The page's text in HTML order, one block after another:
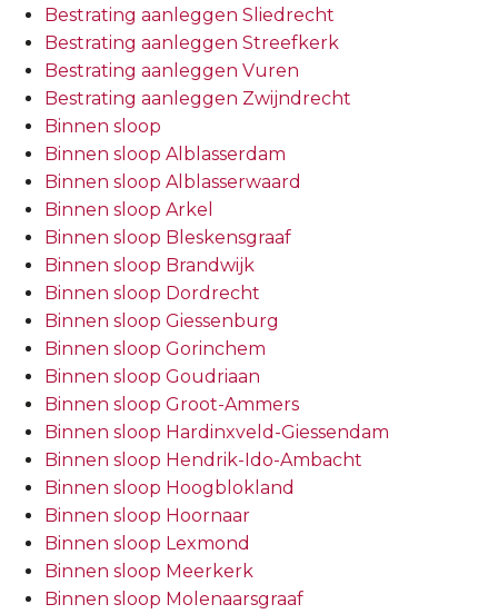
Bestrating aanleggen Sliedrecht
Bestrating aanleggen Streefkerk
Bestrating aanleggen Vuren
Bestrating aanleggen Zwijndrecht
Binnen sloop
Binnen sloop Alblasserdam
Binnen sloop Alblasserwaard
Binnen sloop Arkel
Binnen sloop Bleskensgraaf
Binnen sloop Brandwijk
Binnen sloop Dordrecht
Binnen sloop Giessenburg
Binnen sloop Gorinchem
Binnen sloop Goudriaan
Binnen sloop Groot-Ammers
Binnen sloop Hardinxveld-Giessendam
Binnen sloop Hendrik-Ido-Ambacht
Binnen sloop Hoogblokland
Binnen sloop Hoornaar
Binnen sloop Lexmond
Binnen sloop Meerkerk
Binnen sloop Molenaarsgraaf